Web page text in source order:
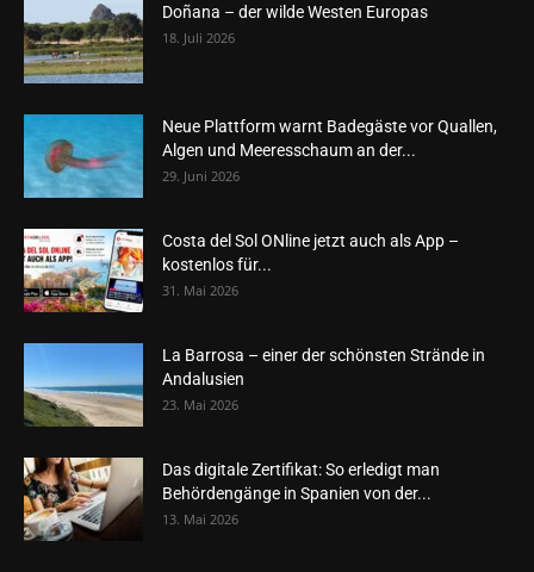
Doñana – der wilde Westen Europas
18. Juli 2026
Neue Plattform warnt Badegäste vor Quallen,
Algen und Meeresschaum an der...
29. Juni 2026
Costa del Sol ONline jetzt auch als App –
kostenlos für...
31. Mai 2026
La Barrosa – einer der schönsten Strände in
Andalusien
23. Mai 2026
Das digitale Zertifikat: So erledigt man
Behördengänge in Spanien von der...
13. Mai 2026